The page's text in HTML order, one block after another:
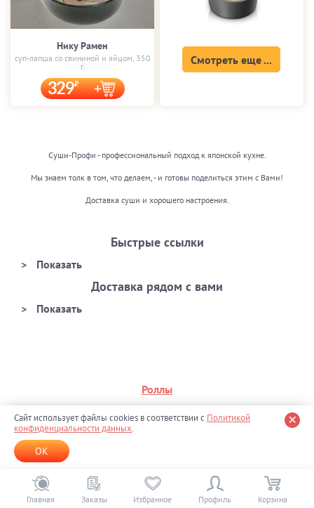
Нику Рамен
суп-лапша со свининой и яйцом, 350
г.
329
Смотреть еще ...
Суши-Профи - профессиональный подход к японской кухне.
Мы знаем толк в том, что делаем, - и готовы поделиться этим с Вами!
Доставка суши и хорошего настроения.
Быстрые ссылки
Доставка рядом с вами
Роллы
Филадельфия
На день рождения
Главная Заказы Избранное Профиль Корзина
Сайт использует файлы cookies в соответствии с Политикой
конфиденциальности данных.
OK